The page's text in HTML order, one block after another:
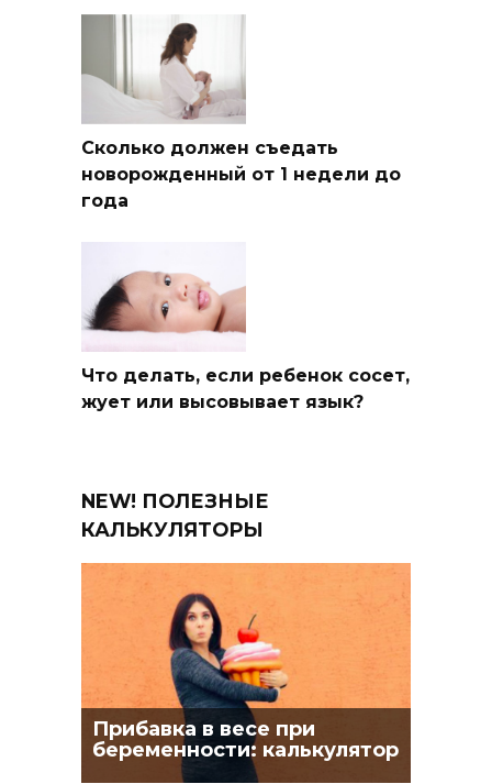
Сколько должен съедать
новорожденный от 1 недели до
года
Что делать, если ребенок сосет,
жует или высовывает язык?
NEW! ПОЛЕЗНЫЕ
КАЛЬКУЛЯТОРЫ
Прибавка в весе при
беременности: калькулятор